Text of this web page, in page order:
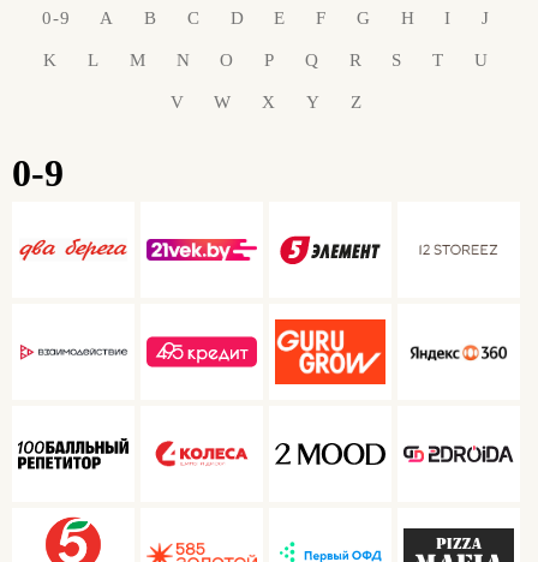
0-9 A B C D E F G H I J
K L M N O P Q R S T U
V W X Y Z
0-9